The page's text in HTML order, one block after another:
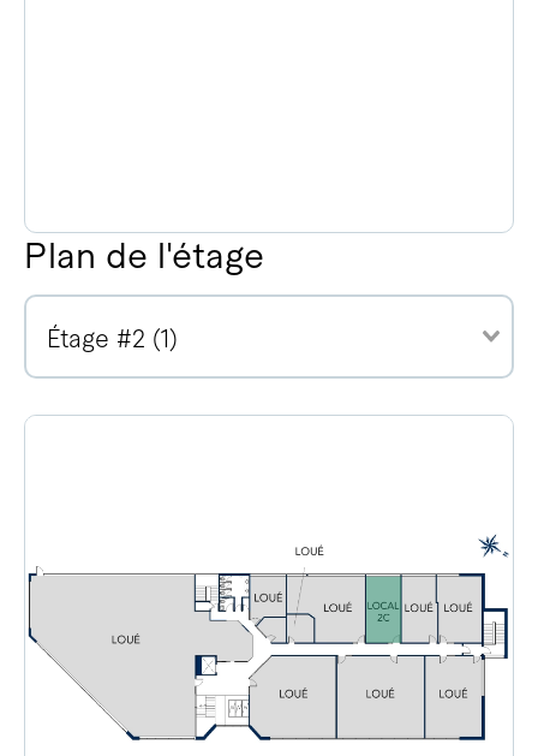
Plan de l'étage
Étage #2 (1)